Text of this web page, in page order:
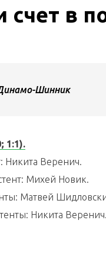
счет в
Шинник
1:1).
Никита Веренич.
Михей Новик.
Матвей
Никита Веренич.